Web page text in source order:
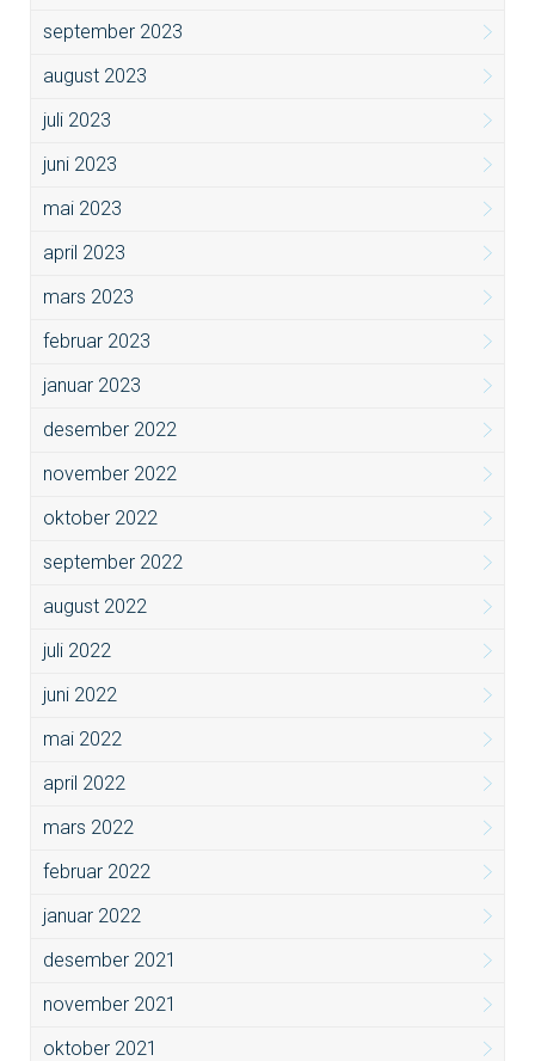
september 2023
august 2023
juli 2023
juni 2023
mai 2023
april 2023
mars 2023
februar 2023
januar 2023
desember 2022
november 2022
oktober 2022
september 2022
august 2022
juli 2022
juni 2022
mai 2022
april 2022
mars 2022
februar 2022
januar 2022
desember 2021
november 2021
oktober 2021